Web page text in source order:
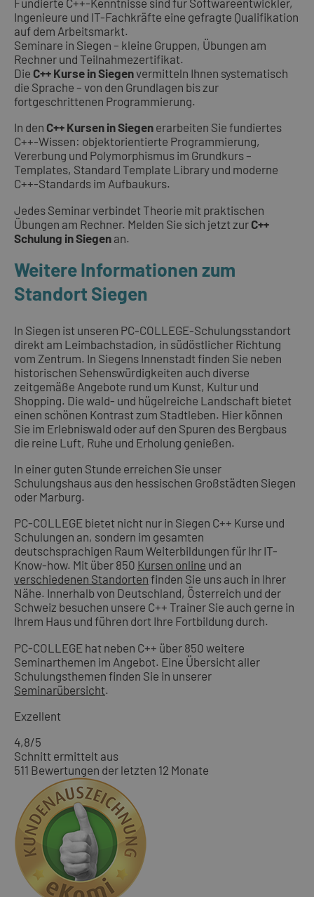
Fundierte C++-Kenntnisse sind für Softwareentwickler,
Ingenieure und IT-Fachkräfte eine gefragte Qualifikation
auf dem Arbeitsmarkt.
Seminare in Siegen – kleine Gruppen, Übungen am
Rechner und Teilnahmezertifikat.
Die C++ Kurse in Siegenvermitteln Ihnen systematisch
die Sprache – von den Grundlagen bis zur
fortgeschrittenen Programmierung.
In den C++ Kursen in Siegen erarbeiten Sie fundiertes
C++-Wissen: objektorientierte Programmierung,
Vererbung und Polymorphismus im Grundkurs –
Templates, Standard Template Library und moderne
C++-Standards im Aufbaukurs.
Jedes Seminar verbindet Theorie mit praktischen
Übungen am Rechner. Melden Sie sich jetzt zur C++
Schulung in Siegen an.
Weitere Informationen zum
Standort Siegen
In Siegen ist unseren PC-COLLEGE-Schulungsstandort
direkt am Leimbachstadion, in südöstlicher Richtung
vom Zentrum. In Siegens Innenstadt finden Sie neben
historischen Sehenswürdigkeiten auch diverse
zeitgemäße Angebote rund um Kunst, Kultur und
Shopping. Die wald- und hügelreiche Landschaft bietet
einen schönen Kontrast zum Stadtleben. Hier können
Sie im Erlebniswald oder auf den Spuren des Bergbaus
die reine Luft, Ruhe und Erholung genießen.
In einer guten Stunde erreichen Sie unser
Schulungshaus aus den hessischen Großstädten Siegen
oder Marburg.
PC-COLLEGE bietet nicht nur in Siegen C++ Kurse und
Schulungen an, sondern im gesamten
deutschsprachigen Raum Weiterbildungen für Ihr IT-
Know-how. Mit über 850 Kursen online und an
verschiedenen Standorten finden Sie uns auch in Ihrer
Nähe. Innerhalb von Deutschland, Österreich und der
Schweiz besuchen unsere C++ Trainer Sie auch gerne in
Ihrem Haus und führen dort Ihre Fortbildung durch.
PC-COLLEGE hat neben C++ über 850 weitere
Seminarthemen im Angebot. Eine Übersicht aller
Schulungsthemen finden Sie in unserer
Seminarübersicht.
Exzellent
4,8/5
Schnitt ermittelt aus
511 Bewertungen der letzten 12 Monate